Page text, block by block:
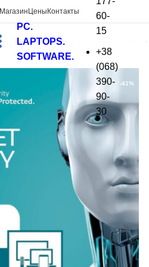
Магазин Цены Контакты
PC.
LAPTOPS.
SOFTWARE.
60-
15
+38
(068)
390-
90-
30
-41%